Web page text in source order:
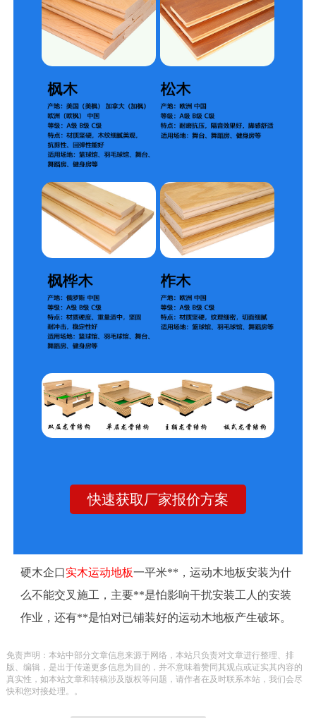
快速获取厂家报价方案
硬木企口实木运动地板一平米**，运动木地板安装为什
么不能交叉施工，主要**是怕影响干扰安装工人的安装
作业，还有**是怕对已铺装好的运动木地板产生破坏。
面是否平整光滑，是否有划痕，因为施工之中难免会对
运动木地板表面造成划痕，对于此方面，可以进行修复
免责声明：本站中部分文章信息来源于网络，本站只负责对文章进行整理、排
版、编辑，是出于传递更多信息为目的，并不意味着赞同其观点或证实其内容的
真实性，如本站文章和转稿涉及版权等问题，请作者在及时联系本站，我们会尽
快和您对接处理。。